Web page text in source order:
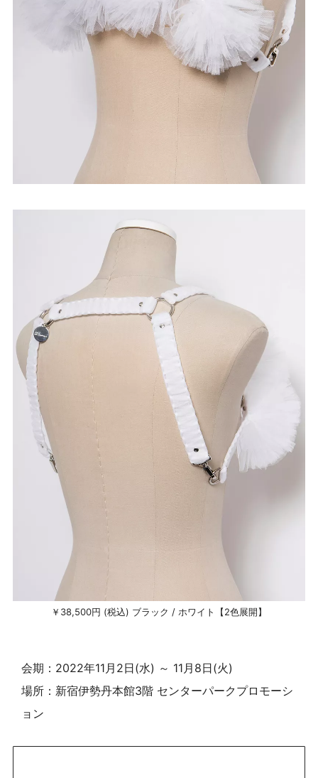
￥38,500円 (税込) ブラック / ホワイト【2色展開】
会期：2022年11月2日(水) ～ 11月8日(火)
場所：新宿伊勢丹本館3階 センターパークプロモーシ
ョン